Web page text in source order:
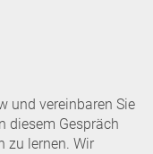
und vereinbaren Sie
diesem Gespräch
zu lernen. Wir